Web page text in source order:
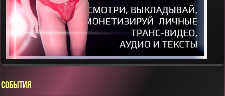
СОБЫТИЯ